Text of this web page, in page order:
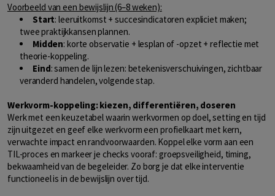
Voorbeeld van een bewijslijn (6–8 weken):
Start: leeruitkomst + succesindicatoren expliciet maken;
twee praktijkkansen plannen.
Midden: korte observatie + lesplan of -opzet + reflectie met
theorie-koppeling.
Eind: samen de lijn lezen: betekenisverschuivingen, zichtbaar
veranderd handelen, volgende stap.
Werkvorm-koppeling: kiezen, differentiëren, doseren
Werk met een keuzetabel waarin werkvormen op doel, setting en tijd
zijn uitgezet en geef elke werkvorm een profielkaart met kern,
verwachte impact en randvoorwaarden. Koppel elke vorm aan een
TIL-proces en markeer je checks vooraf: groepsveiligheid, timing,
bekwaamheid van de begeleider. Zo borg je dat elke interventie
functioneel is in de bewijslijn over tijd.